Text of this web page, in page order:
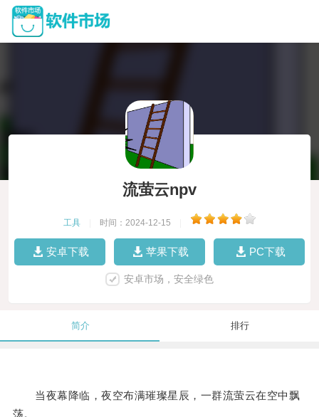
流萤云npv
工具 时间：2024-12-15
安卓下载 苹果下载 PC下载
安卓市场，安全绿色
简介 排行
当夜幕降临，夜空布满璀璨星辰，一群流萤云在空中飘
荡。